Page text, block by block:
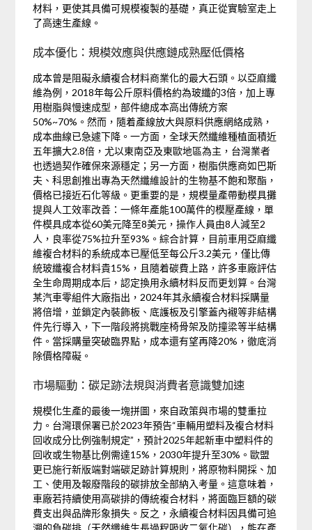
材料，更使其具備可規模複製的基礎，真正從實驗室走上
了高速生產線。
成本優化：規模效應與供應鏈成熟壓低價格
成本曾是阻礙永續複合材料商業化的最大石頭。以亞麻纖
維為例，2018年每公斤原料價格約為玻纖的3倍，加上專
用樹脂與慢速成型，部件總成本高出傳統方案
50%~70%。然而，隨着產線放大與原料供應網絡成熟，
成本曲線已急遽下降。一方面，全球天然纖維種植面積近
五年擴大2.8倍，尤以東南亞及東歐地區為主，台灣業者
也透過契作確保來源穩定；另一方面，樹脂供應商如巴斯
夫、科思創推出專為天然纖維設計的生物基不飽和聚酯，
價格已接近石化等級。更重要的是，規模量產帶動模具攤
提與人工效率改善：一條年產能100萬件的模壓產線，單
件模具成本從60美元降至8美元，操作人員由8人減至2
人，良率從75%拉升至93%。綜合計算，目前車用亞麻纖
維複合材料的系統成本已壓低至每公斤3.2美元，僅比傳
統玻纖複合材料貴15%，且隨着碳費上路，許多車廠評估
全生命周期成本后，認定換用永續材料反而更划算。台灣
某汽車零組件大廠指出，2024年其永續複合材料採購量
將倍增，並鎖定內裝飾板、底護板及引擎蓋內襯等非結構
件先行導入，下一階段將挑戰座椅骨架及防撞梁等半結構
件。當採購量突破臨界點，成本還有望再降20%，徹底消
除價格障礙。
市場驅動：碳足跡法規與消費者意識雙加速
規模化生產的最後一塊拼圖，來自政策與市場的雙重拉
力。台灣環保署已於2023年預告“車輛用塑料及複合材料
回收成分比例強制規定”，預計2025年起新車中塑料件的
回收或生物基比例需達15%，2030年提升至30%。歐盟
更已施行新版端對端碳足跡計算規則，將原物料開採、加
工、使用及報廢階段的碳排放全部納入考量。這意味着，
車廠若持續使用高碳排的傳統複合材料，將面臨巨額的碳
費支出與品牌形象損失。反之，永續複合材料因具備可追
溯的負碳排（天然纖維生長過程吸收二氧化碳），能在產